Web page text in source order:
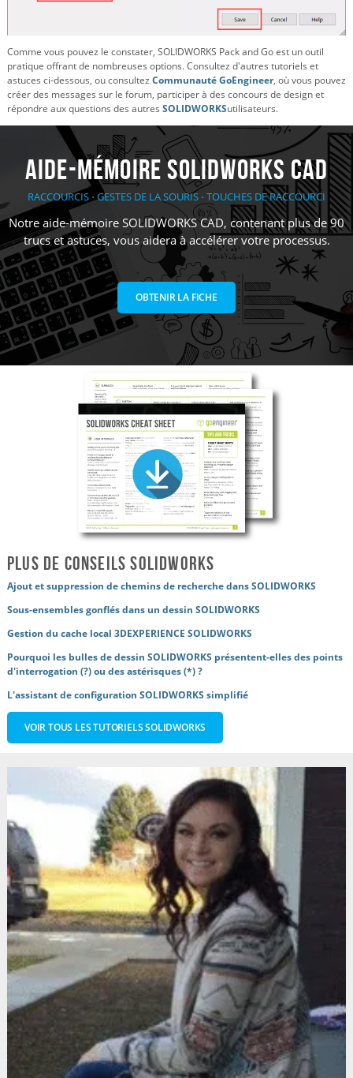
Comme vous pouvez le constater, SOLIDWORKS Pack and Go est un outil
pratique offrant de nombreuses options. Consultez d'autres tutoriels et
astuces ci-dessous, ou consultez Communauté GoEngineer, où vous pouvez
créer des messages sur le forum, participer à des concours de design et
répondre aux questions des autres SOLIDWORKSutilisateurs.
Aide-mémoire SOLIDWORKS CAD
RACCOURCIS ⋅ GESTES DE LA SOURIS ⋅ TOUCHES DE RACCOURCI
Notre aide-mémoire SOLIDWORKS CAD, contenant plus de 90
trucs et astuces, vous aidera à accélérer votre processus.
OBTENIR LA FICHE
Plus de conseils SOLIDWORKS
Ajout et suppression de chemins de recherche dans SOLIDWORKS
Sous-ensembles gonflés dans un dessin SOLIDWORKS
Gestion du cache local 3DEXPERIENCE SOLIDWORKS
Pourquoi les bulles de dessin SOLIDWORKS présentent-elles des points
d'interrogation (?) ou des astérisques (*) ?
L'assistant de configuration SOLIDWORKS simplifié
VOIR TOUS LES TUTORIELS SOLIDWORKS